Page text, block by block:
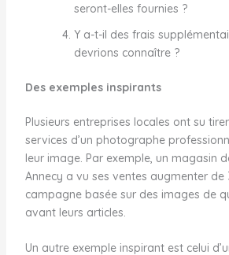
seront-elles fournies ?
Y a-t-il des frais
devrions connaître ?
Des exemples inspirants
Plusieurs entreprises locales ont su
services d’un photographe
leur image. Par exemple, un magasin
Annecy a vu ses ventes augmenter de
campagne basée sur des images de
avant leurs articles.
Un autre exemple inspirant est celui